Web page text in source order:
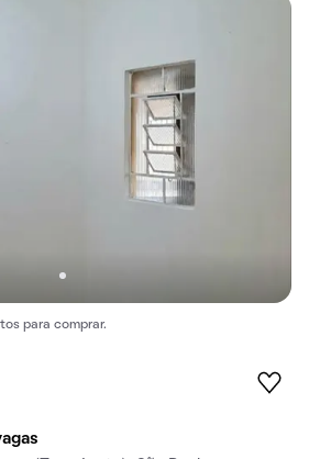
para comprar.